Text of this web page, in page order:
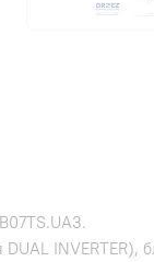
INVERTER),